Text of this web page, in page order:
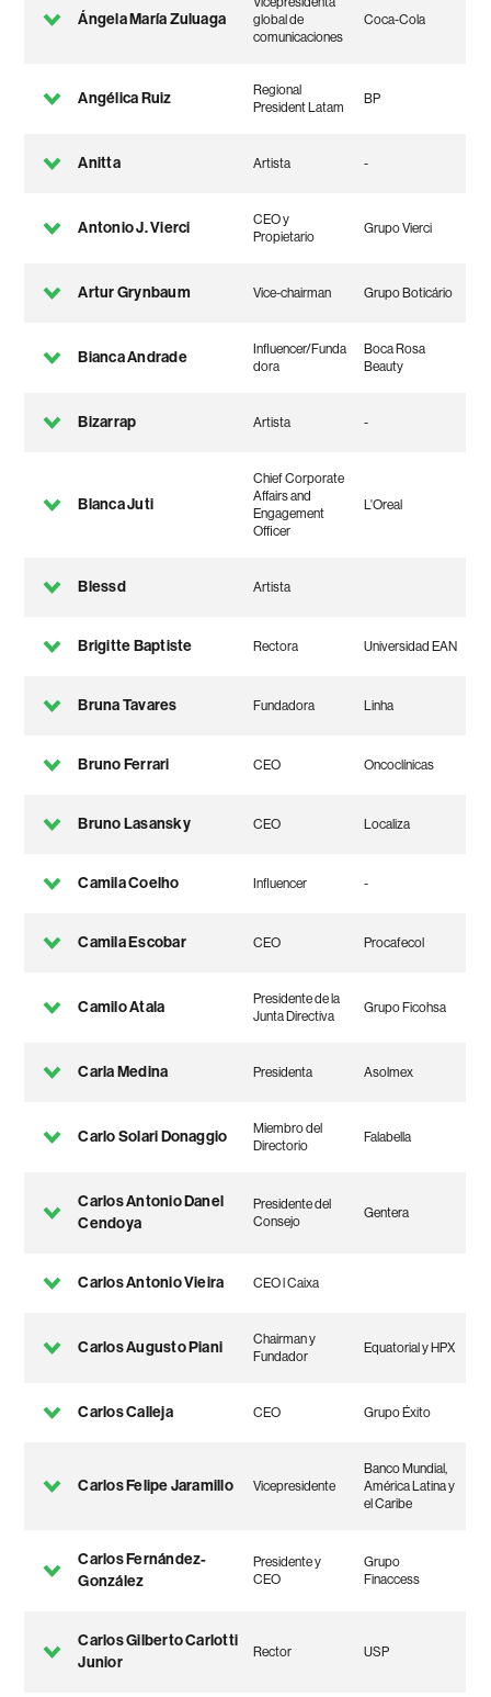
Ángela María Zuluaga
global de
comunicaciones
Coca-Cola
Angélica Ruiz
Regional
President Latam
BP
Anitta Artista -
Antonio J. Vierci
CEO y
Propietario
Grupo Vierci
Artur Grynbaum Vice-chairman Grupo Boticário
Bianca Andrade
Influencer/Funda
dora
Boca Rosa
Beauty
Bizarrap Artista -
Blanca Juti
Chief Corporate
Affairs and
Engagement
Officer
L'Oreal
Blessd Artista
Brigitte Baptiste Rectora Universidad EAN
Bruna Tavares Fundadora Linha
Bruno Ferrari CEO Oncoclínicas
Bruno Lasansky CEO Localiza
Camila Coelho Influencer -
Camila Escobar CEO Procafecol
Camilo Atala
Presidente de la
Junta Directiva
Grupo Ficohsa
Carla Medina Presidenta Asolmex
Carlo Solari Donaggio
Miembro del
Directorio
Falabella
Carlos Antonio Danel
Cendoya
Presidente del
Consejo
Gentera
Carlos Antonio Vieira CEO l Caixa
Carlos Augusto Piani
Chairman y
Fundador
Equatorial y HPX
Carlos Calleja CEO Grupo Éxito
Carlos Felipe Jaramillo Vicepresidente
Banco Mundial,
América Latina y
el Caribe
Carlos Fernández-
González
Presidente y
CEO
Grupo
Finaccess
Carlos Gilberto Carlotti
Junior
Rector USP